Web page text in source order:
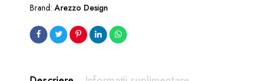
Brand: Arezzo Design